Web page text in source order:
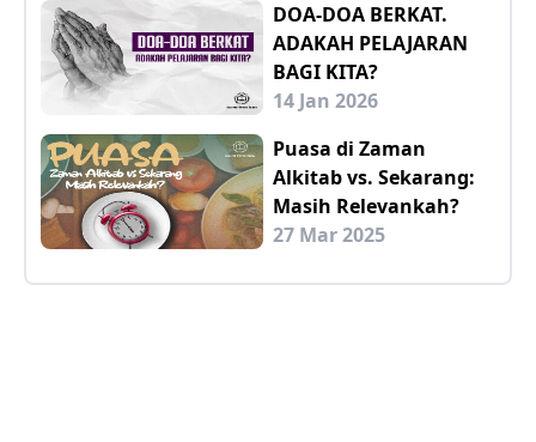
DOA-DOA BERKAT.
ADAKAH PELAJARAN
BAGI KITA?
14 Jan 2026
Puasa di Zaman
Alkitab vs. Sekarang:
Masih Relevankah?
27 Mar 2025